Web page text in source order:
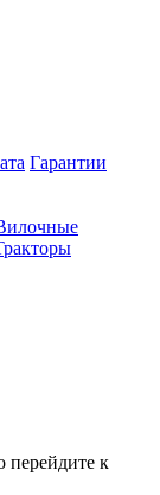
Гарантии
перейдите к